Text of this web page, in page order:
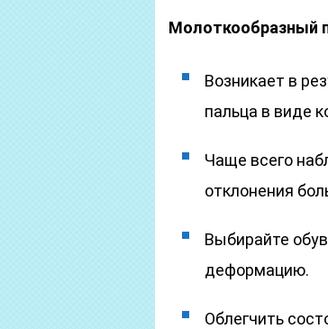
Молоткообразный
Возникает в
пальца в виде
Чаще всего
отклонения
Выбирайте
деформацию.
Облегчить